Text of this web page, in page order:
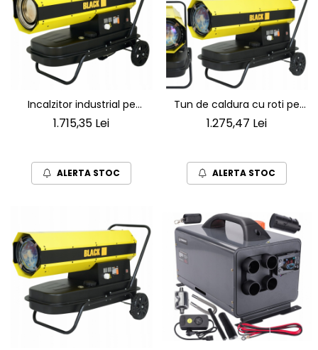
Incalzitor industrial pe
motorina de 25 KW cu
1.715,35 Lei
ALERTA STOC
Tun de caldura cu roti pe
motorina de 25KW, rezervor
1.275,47 Lei
ALERTA STOC